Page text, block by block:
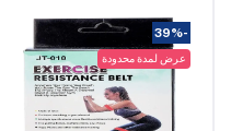
-39%
عرض لمدة محدودة